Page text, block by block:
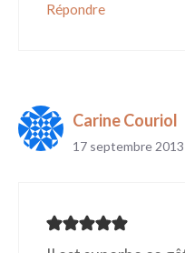
Répondre
Carine Couriol
17 septembre 2013